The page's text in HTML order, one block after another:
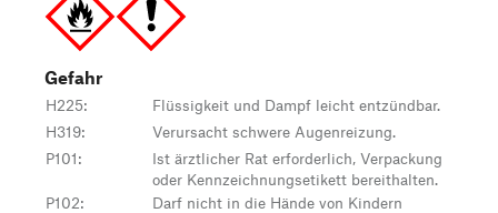
Gefahr
H225:
Flüssigkeit und Dampf leicht entzündbar.
H319:
Verursacht schwere Augenreizung.
P101:
Ist ärztlicher Rat erforderlich, Verpackung
oder Kennzeichnungsetikett bereithalten.
P102:
Darf nicht in die Hände von Kindern